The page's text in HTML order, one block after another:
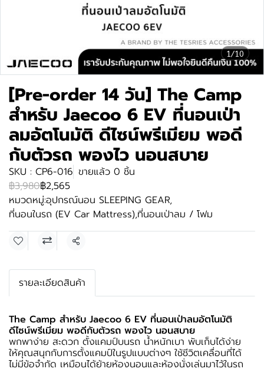
1/10
[Pre-order 14 วัน] The Camp
สำหรับ Jaecoo 6 EV ที่นอนเป่า
ลมอัตโนมัติ ดีไซน์พรีเมียม พอดี
กับตัวรถ พองไว นอนสบาย
SKU : CP6-016 ขายแล้ว 0 ชิ้น
฿3,980฿2,565
หมวดหมู่:อุปกรณ์นอน SLEEPING GEAR,
ที่นอนในรถ (EV Car Mattress),ที่นอนเป่าลม / โฟม
แชร์
รายละเอียดสินค้า
The Camp สำหรับ Jaecoo 6 EV ที่นอนเป่าลมอัตโนมัติ
ดีไซน์พรีเมียม พอดีกับตัวรถ พองไว นอนสบาย
พกพาง่าย สะดวก ตั้งแคมป์บนรถ น้ำหนักเบา พับเก็บได้ง่าย
ให้คุณสนุกกับการตั้งแคมป์ในรูปแบบต่างๆ ใช้ชีวิตเคลื่อนที่ได้
ไม่มีข้อจำกัด เหมือนได้ย้ายห้องนอนและห้องนั่งเล่นมาไว้ในรถ